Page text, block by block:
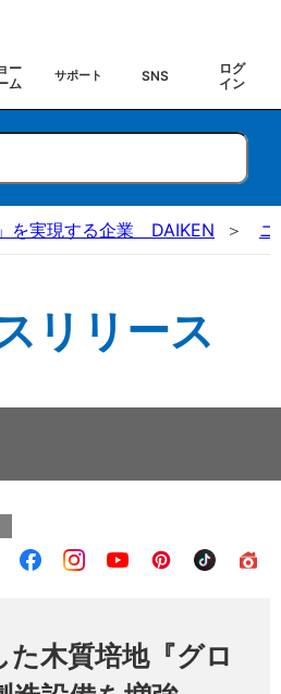
ー
ム
サポート SNS
ログ
イン
を実現する企業 DAIKEN
リリース
た木質培地『グロ